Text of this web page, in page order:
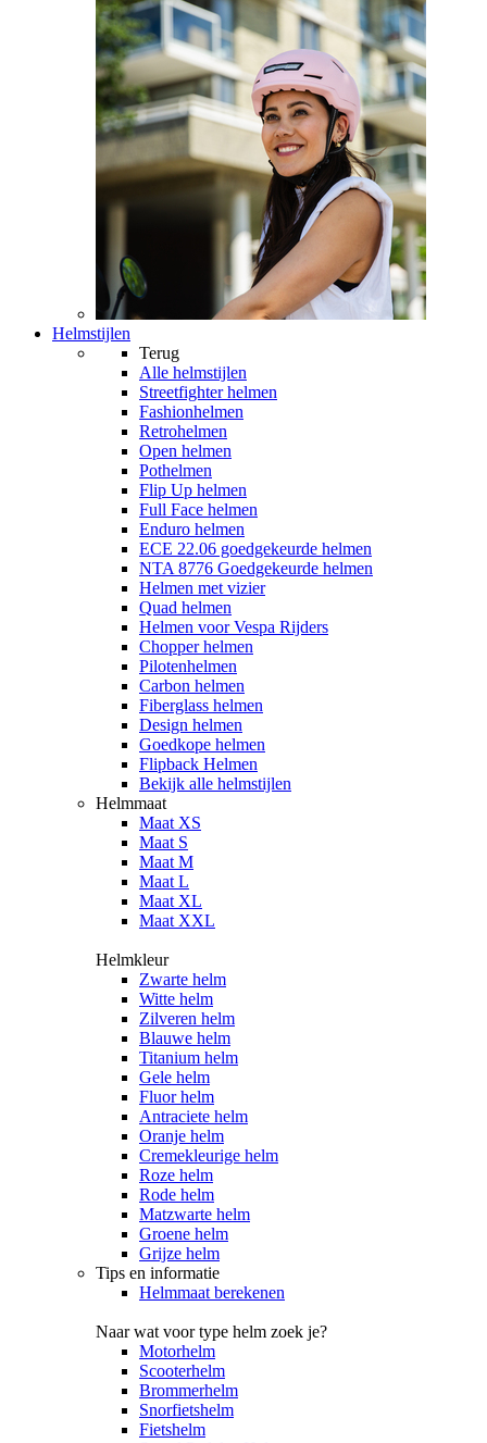
Helmstijlen
Terug
Alle helmstijlen
Streetfighter helmen
Fashionhelmen
Retrohelmen
Open helmen
Pothelmen
Flip Up helmen
Full Face helmen
Enduro helmen
ECE 22.06 goedgekeurde helmen
NTA 8776 Goedgekeurde helmen
Helmen met vizier
Quad helmen
Helmen voor Vespa Rijders
Chopper helmen
Pilotenhelmen
Carbon helmen
Fiberglass helmen
Design helmen
Goedkope helmen
Flipback Helmen
Bekijk alle helmstijlen
Helmmaat
Maat XS
Maat S
Maat M
Maat L
Maat XL
Maat XXL
Helmkleur
Zwarte helm
Witte helm
Zilveren helm
Blauwe helm
Titanium helm
Gele helm
Fluor helm
Antraciete helm
Oranje helm
Cremekleurige helm
Roze helm
Rode helm
Matzwarte helm
Groene helm
Grijze helm
Tips en informatie
Helmmaat berekenen
Naar wat voor type helm zoek je?
Motorhelm
Scooterhelm
Brommerhelm
Snorfietshelm
Fietshelm